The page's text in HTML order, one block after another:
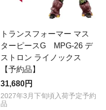
トランスフォーマー マス
ターピースG MPG-26 デ
ストロン ライノックス
【予約品】
31,680円
2027年3月下旬頃入荷予定予約
品